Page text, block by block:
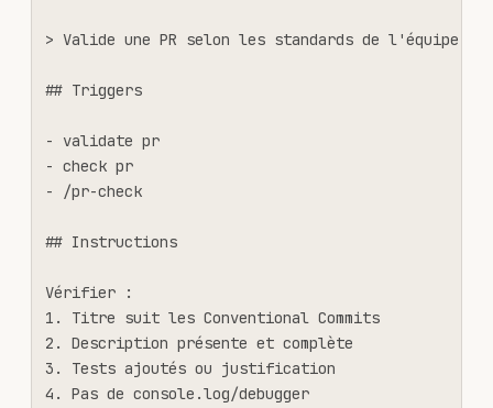
> Valide une PR selon les standards de l'équipe.
## Triggers
- validate pr
- check pr
- /pr-check
## Instructions
Vérifier :
1. Titre suit les Conventional Commits
2. Description présente et complète
3. Tests ajoutés ou justification
4. Pas de console.log/debugger